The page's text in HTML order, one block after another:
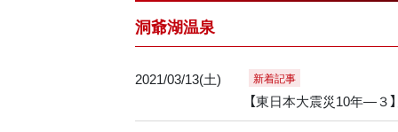
洞爺湖温泉
2021/03/13(土) 新着記事
【東日本大震災10年―３